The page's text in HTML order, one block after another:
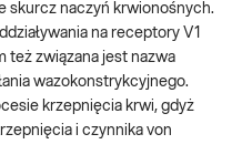
skurcz naczyń krwionośnych.
na receptory V1
też związana jest nazwa
wazokonstrykcyjnego.
krzepnięcia krwi, gdyż
i czynnika von